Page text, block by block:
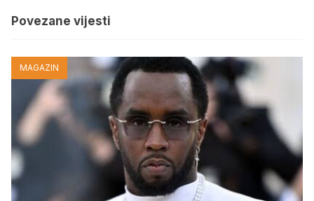
Povezane vijesti
MAGAZIN